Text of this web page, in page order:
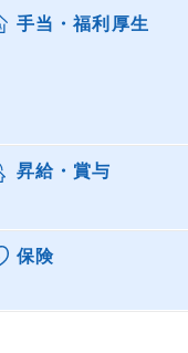
手当・福利厚生
昇給・賞与
保険